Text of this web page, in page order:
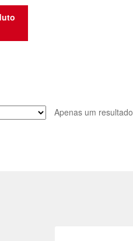
Apenas um resultado